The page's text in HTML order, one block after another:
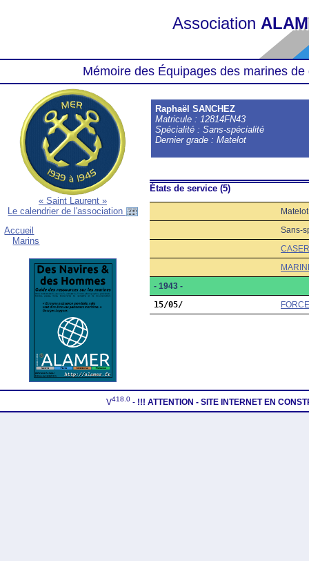
Association
Mémoire des Équipages des marines
« Saint Laurent »
Le calendrier de l'association
Accueil
Marins
Raphaël SANCHEZ
Matricule : 12814FN43
Spécialité : Sans-spécialité
Dernier grade : Matelot
États de service (5)
Matelot
Sans-
- 1943 -
15/05/
V418.0 - !!! ATTENTION - SITE INTERNET EN